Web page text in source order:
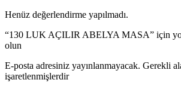
Henüz değerlendirme yapılmadı.
“130 LUK AÇILIR ABELYA MASA” için
olun
E-posta adresiniz yayınlanmayacak. Gerekli
işaretlenmişlerdir